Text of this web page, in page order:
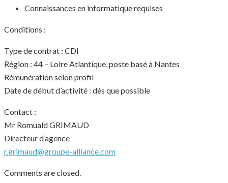
Connaissances en informatique requises
Conditions :
Type de contrat : CDI
Région : 44 – Loire Atlantique, poste basé à Nantes
Rémunération selon profil
Date de début d’activité : dès que possible
Contact :
Mr Romuald GRIMAUD
Directeur d’agence
r.grimaud@groupe-alliance.com
Comments are closed.